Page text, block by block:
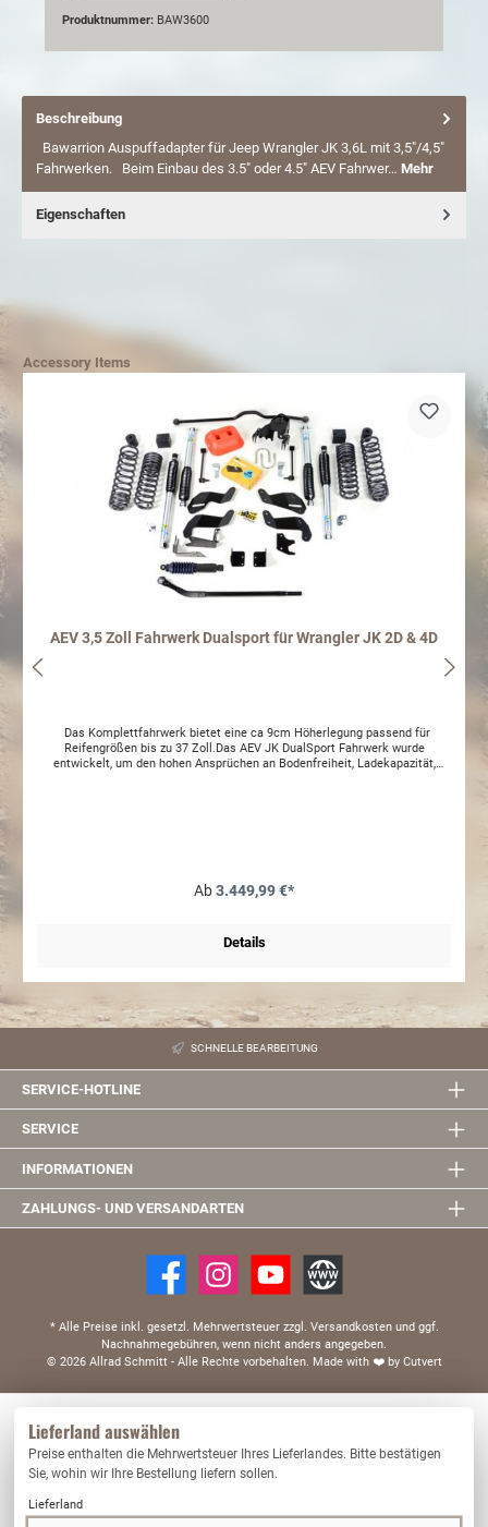
Produktnummer: BAW3600
Beschreibung
Bawarrion Auspuffadapter für Jeep Wrangler JK 3,6L mit 3,5"/4,5"
Fahrwerken. Beim Einbau des 3.5" oder 4.5" AEV Fahrwer… Mehr
Eigenschaften
Accessory Items
AEV 3,5 Zoll Fahrwerk Dualsport für Wrangler JK 2D & 4D
Das Komplettfahrwerk bietet eine ca 9cm Höherlegung passend für
Reifengrößen bis zu 37 Zoll.Das AEV JK DualSport Fahrwerk wurde
entwickelt, um den hohen Ansprüchen an Bodenfreiheit, Ladekapazität,
Ab3.449,99 €*
Details
SCHNELLE BEARBEITUNG
SERVICE-HOTLINE
SERVICE
INFORMATIONEN
ZAHLUNGS- UND VERSANDARTEN
* Alle Preise inkl. gesetzl. Mehrwertsteuer zzgl. Versandkosten und ggf.
Nachnahmegebühren, wenn nicht anders angegeben.
© 2026 Allrad Schmitt - Alle Rechte vorbehalten. Made with ❤️by Cutvert
Lieferland auswählen
Preise enthalten die Mehrwertsteuer Ihres Lieferlandes. Bitte bestätigen
Sie, wohin wir Ihre Bestellung liefern sollen.
Lieferland
Nur technisch notwendige Konfigurieren